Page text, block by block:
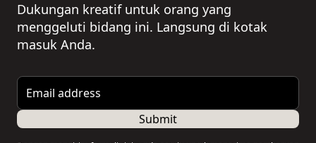
Dukungan kreatif untuk orang yang
menggeluti bidang ini. Langsung di kotak
masuk Anda.
Email address
Submit